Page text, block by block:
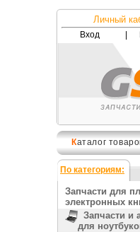
Личный
Вход
Каталог
По категориям:
Запчасти для
электронных
Запчасти и
для